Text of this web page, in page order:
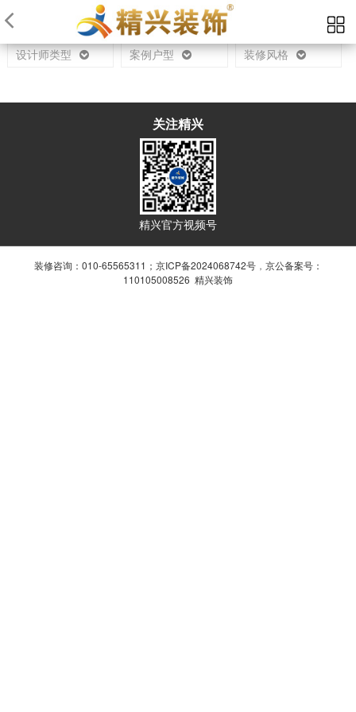
当前位置： 首页 设计师
设计师类型 案例户型 装修风格
关注精兴
精兴官方视频号
装修咨询：010-65565311； 京ICP备2024068742号， 京公备案号：
110105008526 精兴装饰